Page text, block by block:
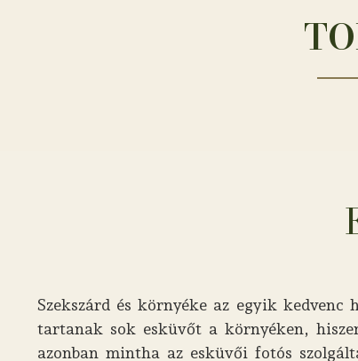
Szekszárd és környéke az egyik
tartanak sok esküvőt a környéken,
azonban mintha az esküvői fotós